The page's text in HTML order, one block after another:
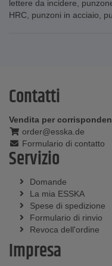
lettere da incidere,
HRC, punzoni in acciaio,
Contatti
Vendita per
order@esska.de
Formulario di contatto
Servizio
Domande
La mia ESSKA
Spese di spedizione
Formulario di rinvio
Revoca dell'ordine
Impresa